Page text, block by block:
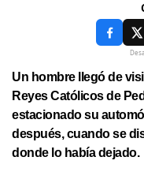
Un hombre llegó de visita a una vivienda en la fracción
Reyes Católicos de
estacionado su
después, cuando se
donde lo había dejado.